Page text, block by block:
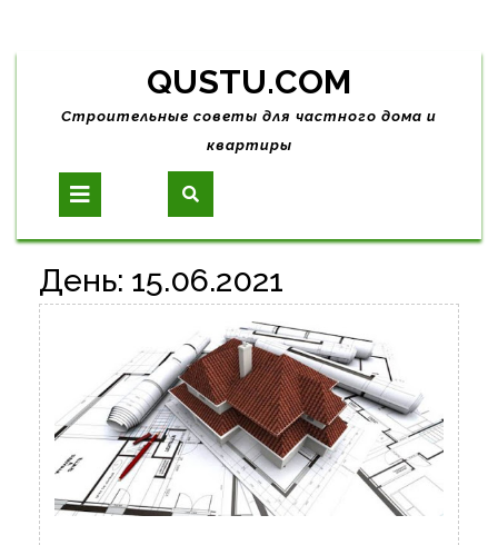
Skip
content
QUSTU.COM
Строительные советы для частного дома и
квартиры
Open
Button
День: 15.06.2021